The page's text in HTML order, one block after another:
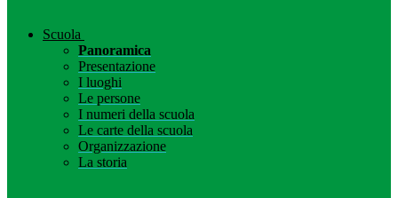
Scuola
Panoramica
Presentazione
I luoghi
Le persone
I numeri della scuola
Le carte della scuola
Organizzazione
La storia